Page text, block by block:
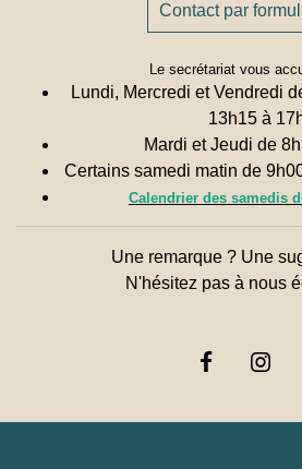
Contact par
Le secrétariat vous
Lundi, Mercredi et Vendredi
13h15 à
Mardi et Jeudi de
Certains samedi matin de
Calendrier des samedis
Une remarque ? Une
N'hésitez pas à nous